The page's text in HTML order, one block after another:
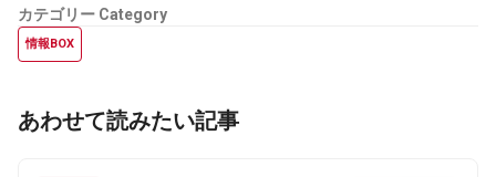
カテゴリー Category
情報BOX
あわせて読みたい記事